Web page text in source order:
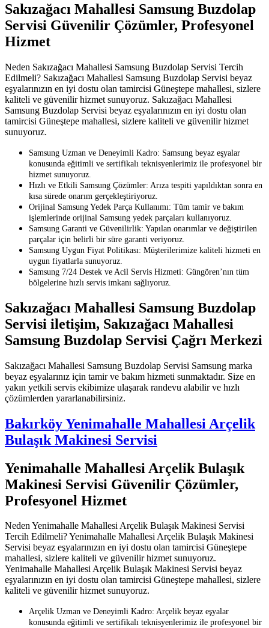
Sakızağacı Mahallesi Samsung Buzdolap
Servisi Güvenilir Çözümler, Profesyonel
Hizmet
Neden Sakızağacı Mahallesi Samsung Buzdolap Servisi Tercih
Edilmeli? Sakızağacı Mahallesi Samsung Buzdolap Servisi beyaz
eşyalarınızın en iyi dostu olan tamircisi Güneştepe mahallesi, sizlere
kaliteli ve güvenilir hizmet sunuyoruz. Sakızağacı Mahallesi
Samsung Buzdolap Servisi beyaz eşyalarınızın en iyi dostu olan
tamircisi Güneştepe mahallesi, sizlere kaliteli ve güvenilir hizmet
sunuyoruz.
Samsung Uzman ve Deneyimli Kadro: Samsung beyaz eşyalar
konusunda eğitimli ve sertifikalı teknisyenlerimiz ile profesyonel bir
hizmet sunuyoruz.
Hızlı ve Etkili Samsung Çözümler: Arıza tespiti yapıldıktan sonra en
kısa sürede onarım gerçekleştiriyoruz.
Orijinal Samsung Yedek Parça Kullanımı: Tüm tamir ve bakım
işlemlerinde orijinal Samsung yedek parçaları kullanıyoruz.
Samsung Garanti ve Güvenilirlik: Yapılan onarımlar ve değiştirilen
parçalar için belirli bir süre garanti veriyoruz.
Samsung Uygun Fiyat Politikası: Müşterilerimize kaliteli hizmeti en
uygun fiyatlarla sunuyoruz.
Samsung 7/24 Destek ve Acil Servis Hizmeti: Güngören’nın tüm
bölgelerine hızlı servis imkanı sağlıyoruz.
Sakızağacı Mahallesi Samsung Buzdolap
Servisi iletişim, Sakızağacı Mahallesi
Samsung Buzdolap Servisi Çağrı Merkezi
Sakızağacı Mahallesi Samsung Buzdolap Servisi Samsung marka
beyaz eşyalarınız için tamir ve bakım hizmeti sunmaktadır. Size en
yakın yetkili servis ekibimize ulaşarak randevu alabilir ve hızlı
çözümlerden yararlanabilirsiniz.
Bakırköy Yenimahalle Mahallesi Arçelik
Bulaşık Makinesi Servisi
Yenimahalle Mahallesi Arçelik Bulaşık
Makinesi Servisi Güvenilir Çözümler,
Profesyonel Hizmet
Neden Yenimahalle Mahallesi Arçelik Bulaşık Makinesi Servisi
Tercih Edilmeli? Yenimahalle Mahallesi Arçelik Bulaşık Makinesi
Servisi beyaz eşyalarınızın en iyi dostu olan tamircisi Güneştepe
mahallesi, sizlere kaliteli ve güvenilir hizmet sunuyoruz.
Yenimahalle Mahallesi Arçelik Bulaşık Makinesi Servisi beyaz
eşyalarınızın en iyi dostu olan tamircisi Güneştepe mahallesi, sizlere
kaliteli ve güvenilir hizmet sunuyoruz.
Arçelik Uzman ve Deneyimli Kadro: Arçelik beyaz eşyalar
konusunda eğitimli ve sertifikalı teknisyenlerimiz ile profesyonel bir